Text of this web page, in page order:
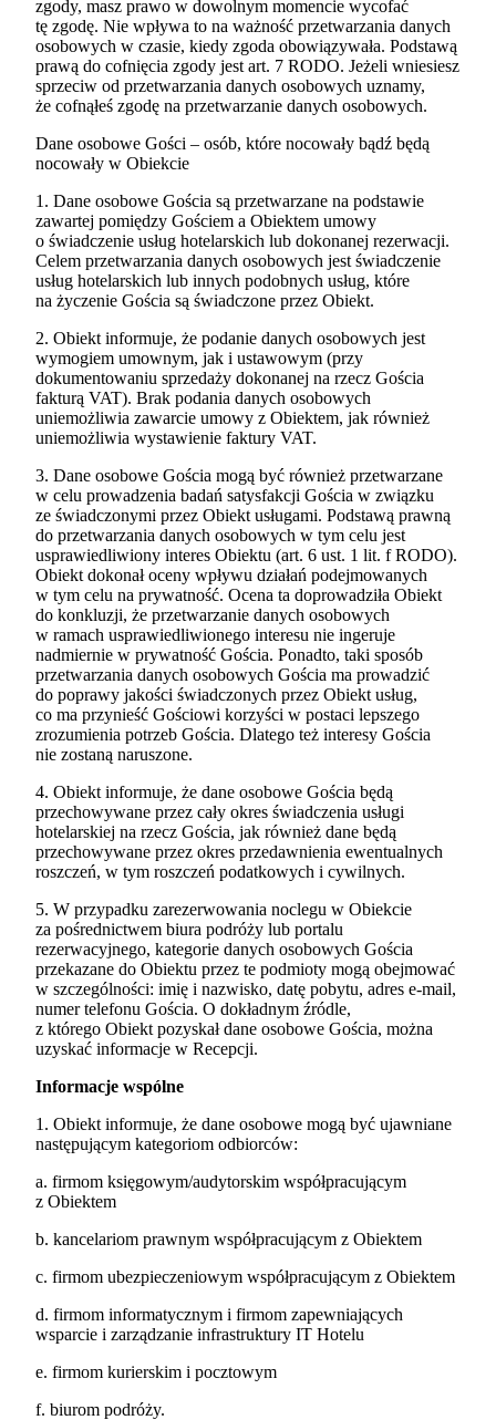
zgody, masz prawo w dowolnym momencie wycofać
tę zgodę. Nie wpływa to na ważność przetwarzania danych
osobowych w czasie, kiedy zgoda obowiązywała. Podstawą
prawą do cofnięcia zgody jest art. 7 RODO. Jeżeli wniesiesz
sprzeciw od przetwarzania danych osobowych uznamy,
że cofnąłeś zgodę na przetwarzanie danych osobowych.
Dane osobowe Gości – osób, które nocowały bądź będą
nocowały w Obiekcie
1. Dane osobowe Gościa są przetwarzane na podstawie
zawartej pomiędzy Gościem a Obiektem umowy
o świadczenie usług hotelarskich lub dokonanej rezerwacji.
Celem przetwarzania danych osobowych jest świadczenie
usług hotelarskich lub innych podobnych usług, które
na życzenie Gościa są świadczone przez Obiekt.
2. Obiekt informuje, że podanie danych osobowych jest
wymogiem umownym, jak i ustawowym (przy
dokumentowaniu sprzedaży dokonanej na rzecz Gościa
fakturą VAT). Brak podania danych osobowych
uniemożliwia zawarcie umowy z Obiektem, jak również
uniemożliwia wystawienie faktury VAT.
3. Dane osobowe Gościa mogą być również przetwarzane
w celu prowadzenia badań satysfakcji Gościa w związku
ze świadczonymi przez Obiekt usługami. Podstawą prawną
do przetwarzania danych osobowych w tym celu jest
usprawiedliwiony interes Obiektu (art. 6 ust. 1 lit. f RODO).
Obiekt dokonał oceny wpływu działań podejmowanych
w tym celu na prywatność. Ocena ta doprowadziła Obiekt
do konkluzji, że przetwarzanie danych osobowych
w ramach usprawiedliwionego interesu nie ingeruje
nadmiernie w prywatność Gościa. Ponadto, taki sposób
przetwarzania danych osobowych Gościa ma prowadzić
do poprawy jakości świadczonych przez Obiekt usług,
co ma przynieść Gościowi korzyści w postaci lepszego
zrozumienia potrzeb Gościa. Dlatego też interesy Gościa
nie zostaną naruszone.
4. Obiekt informuje, że dane osobowe Gościa będą
przechowywane przez cały okres świadczenia usługi
hotelarskiej na rzecz Gościa, jak również dane będą
przechowywane przez okres przedawnienia ewentualnych
roszczeń, w tym roszczeń podatkowych i cywilnych.
5. W przypadku zarezerwowania noclegu w Obiekcie
za pośrednictwem biura podróży lub portalu
rezerwacyjnego, kategorie danych osobowych Gościa
przekazane do Obiektu przez te podmioty mogą obejmować
w szczególności: imię i nazwisko, datę pobytu, adres e-mail,
numer telefonu Gościa. O dokładnym źródle,
z którego Obiekt pozyskał dane osobowe Gościa, można
uzyskać informacje w Recepcji.
Informacje wspólne
1. Obiekt informuje, że dane osobowe mogą być ujawniane
następującym kategoriom odbiorców:
a. firmom księgowym/audytorskim współpracującym
z Obiektem
b. kancelariom prawnym współpracującym z Obiektem
c. firmom ubezpieczeniowym współpracującym z Obiektem
d. firmom informatycznym i firmom zapewniających
wsparcie i zarządzanie infrastruktury IT Hotelu
e. firmom kurierskim i pocztowym
f. biurom podróży.